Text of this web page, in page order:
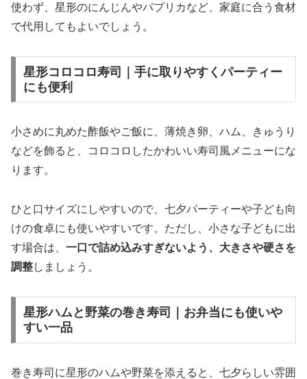
使わず、星形のにんじんやパプリカなど、家庭に合う食材
で代用してもよいでしょう。
星形コロコロ寿司｜手に取りやすくパーティー
にも便利
小さめに丸めた酢飯やご飯に、薄焼き卵、ハム、きゅうり
などを飾ると、コロコロしたかわいい寿司風メニューにな
ります。
ひと口サイズにしやすいので、七夕パーティーや子ども向
けの食卓にも使いやすいです。ただし、小さな子どもに出
す場合は、 一口で詰め込みすぎないよう、大きさや硬さを
調整しましょう。
星形ハムと野菜の巻き寿司｜お弁当にも使いや
すい一品
巻き寿司に星形のハムや野菜を添えると、七夕らしい雰囲